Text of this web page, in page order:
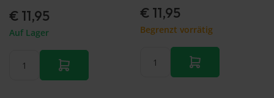
€ 11,95
Auf Lager
€ 11,95
Begrenzt vorrätig